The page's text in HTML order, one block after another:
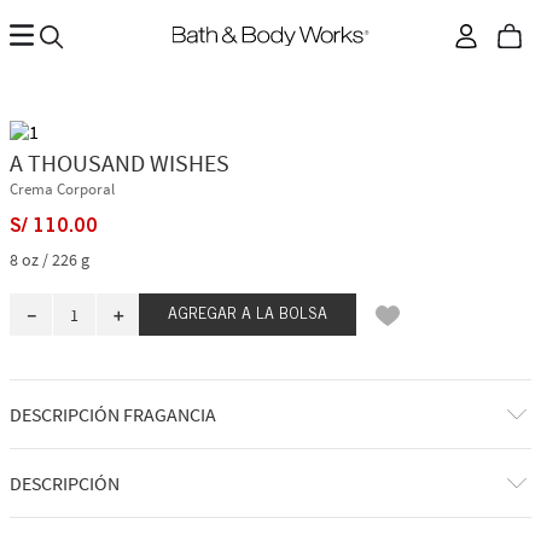
A THOUSAND WISHES
Crema Corporal
S/ 110.00
8 oz / 226 g
＋
－ AGREGAR A LA BOLSA
DESCRIPCIÓN FRAGANCIA
Deja que esta fragancia te envuelva por completo. Como brindar con
una copa de champán, este aroma es cautivador y alegre. Así que, déjate
DESCRIPCIÓN